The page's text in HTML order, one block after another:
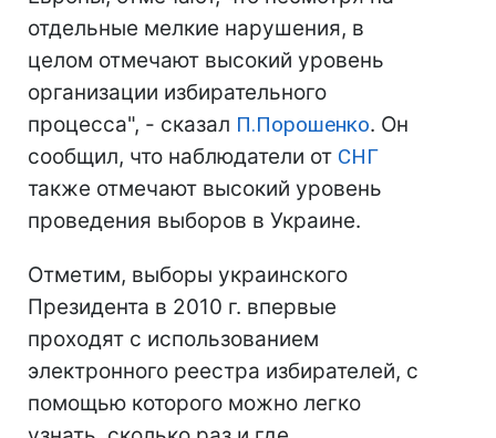
отдельные мелкие нарушения, в
целом отмечают высокий уровень
организации избирательного
процесса", - сказал П.Порошенко. Он
сообщил, что наблюдатели от СНГ
также отмечают высокий уровень
проведения выборов в Украине.
Отметим, выборы украинского
Президента в 2010 г. впервые
проходят с использованием
электронного реестра избирателей, с
помощью которого можно легко